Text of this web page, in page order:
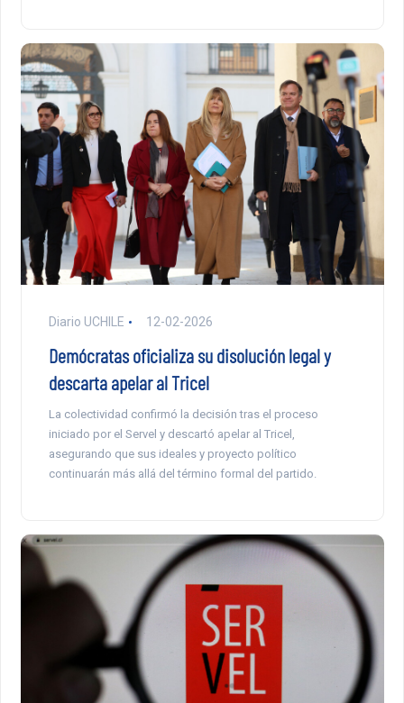
Diario UCHILE 12-02-2026
Demócratas oficializa su disolución legal y
descarta apelar al Tricel
La colectividad confirmó la decisión tras el proceso
iniciado por el Servel y descartó apelar al Tricel,
asegurando que sus ideales y proyecto político
continuarán más allá del término formal del partido.